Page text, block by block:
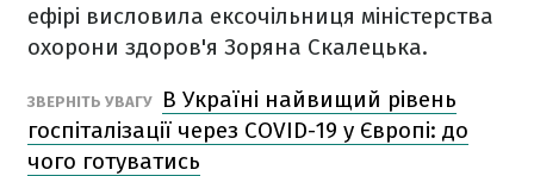
ефірі висловила ексочільниця міністерства
охорони здоров'я Зоряна Скалецька.
ЗВЕРНІТЬ УВАГУ
В Україні найвищий рівень
госпіталізації через COVID-19 у Європі: до
чого готуватись